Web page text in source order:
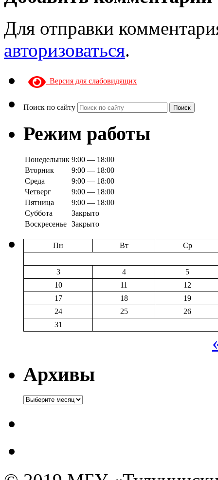
Для отправки
авторизоваться.
Версия для слабовидящих
Поиск по сайту Поиск
Режим работы
Понедельник 9:00 — 18:00
Вторник
9:00 — 18:00
Среда
9:00 — 18:00
Четверг
9:00 — 18:00
Пятница
9:00 — 18:00
Суббота
Закрыто
Воскресенье Закрыто
Пн Вт Ср
3 4
5
10
11
12
17
18
19
24
25
26
31
Архивы
Архивы